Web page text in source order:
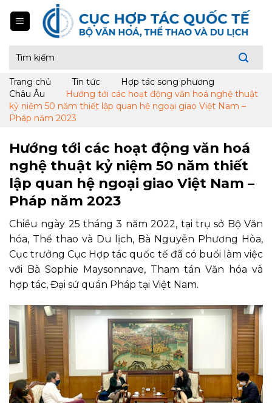
kiếm:
Trang chủ Tin tức
Hợp tác song phương
Châu Âu
Hướng tới các hoạt động văn hoá nghệ thuật
kỷ niệm 50 năm thiết lập quan hệ ngoại giao Việt Nam –
Pháp năm 2023
Hướng tới các hoạt động văn hoá
nghệ thuật kỷ niệm 50 năm thiết
lập quan hệ ngoại giao Việt Nam –
Pháp năm 2023
Chiều ngày 25 tháng 3 năm 2022, tại trụ sở Bộ Văn
hóa, Thể thao và Du lịch, Bà Nguyễn Phương Hòa,
Cục trưởng Cục Hợp tác quốc tế đã có buổi làm việc
với Bà Sophie Maysonnave, Tham tán Văn hóa và
hợp tác, Đại sứ quán Pháp tại Việt Nam.